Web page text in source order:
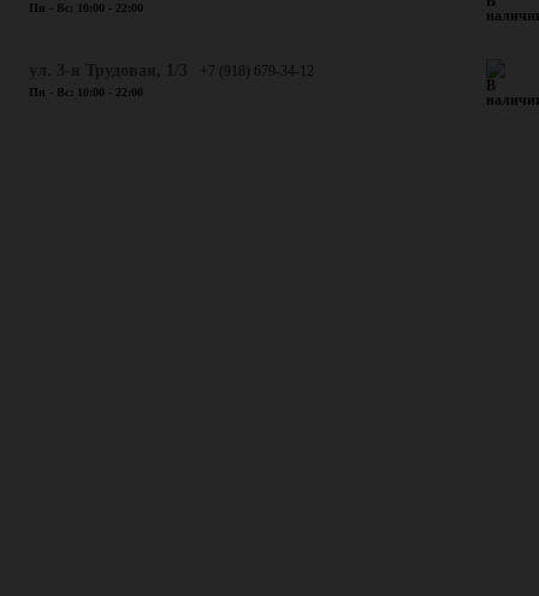
Пн - Вс: 10:00 - 22:00
+7 (918) 679-34-12
Пн - Вс: 10:00 - 22:00